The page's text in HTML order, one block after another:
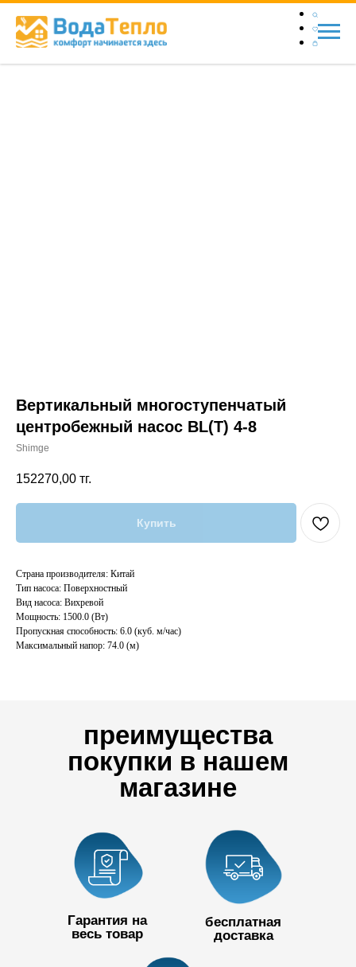
Вертикальный многоступенчатый
центробежный насос BL(T) 4-8
Shimge
152270,00 тг.
Купить
Страна производителя: Китай
Тип насоса: Поверхностный
Вид насоса: Вихревой
Мощность: 1500.0 (Вт)
Пропускная способность: 6.0 (куб. м/час)
Максимальный напор: 74.0 (м)
преимущества
покупки в нашем
магазине
Гарантия на
весь товар
бесплатная
доставка
+7 727 390